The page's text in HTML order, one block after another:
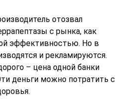
отозвал
с рынка, как
эффективностью. Но в
и рекламируются.
– цена одной банки
деньги можно потратить с